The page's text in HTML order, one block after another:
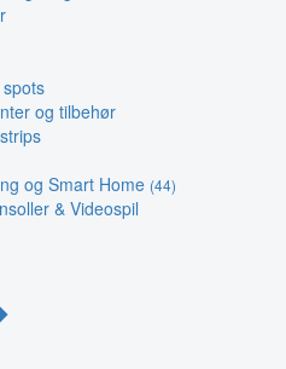
og tilbehør
og Smart Home (44)
& Videospil